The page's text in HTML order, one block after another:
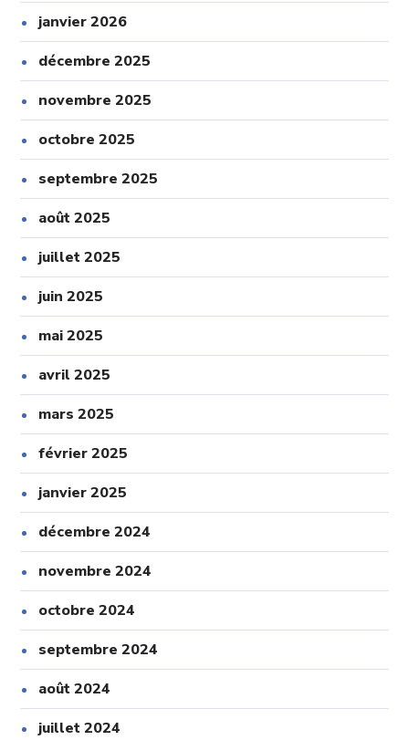
janvier 2026
décembre 2025
novembre 2025
octobre 2025
septembre 2025
août 2025
juillet 2025
juin 2025
mai 2025
avril 2025
mars 2025
février 2025
janvier 2025
décembre 2024
novembre 2024
octobre 2024
septembre 2024
août 2024
juillet 2024